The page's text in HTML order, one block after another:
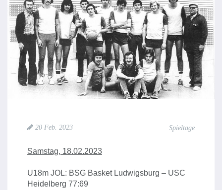
20 Feb. 2023 Spieltage
Samstag, 18.02.2023
U18m JOL: BSG Basket Ludwigsburg – USC
Heidelberg 77:69